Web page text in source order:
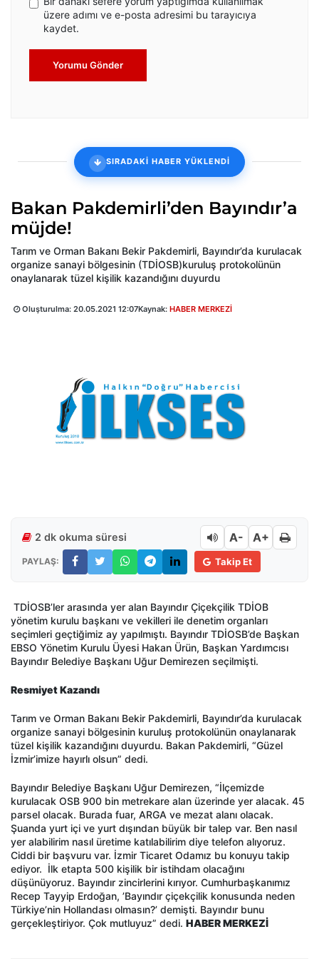
üzere adımı ve e-posta adresimi bu tarayıcıya
kaydet.
Yorumu Gönder
SIRADAKİ HABER YÜKLENDİ
Bakan Pakdemirli’den Bayındır’a
müjde!
Tarım ve Orman Bakanı Bekir Pakdemirli, Bayındır’da kurulacak
organize sanayi bölgesinin (TDİOSB)kuruluş protokolünün
onaylanarak tüzel kişilik kazandığını duyurdu
Oluşturulma: 20.05.2021 12:07Kaynak: HABER MERKEZİ
2 dk okuma süresi A- A+
PAYLAŞ: Takip Et
TDİOSB’ler arasında yer alan Bayındır Çiçekçilik TDİOB
yönetim kurulu başkanı ve vekilleri ile denetim organları
seçimleri geçtiğimiz ay yapılmıştı. Bayındır TDİOSB’de Başkan
EBSO Yönetim Kurulu Üyesi Hakan Ürün, Başkan Yardımcısı
Bayındır Belediye Başkanı Uğur Demirezen seçilmişti.
Resmiyet Kazandı
Tarım ve Orman Bakanı Bekir Pakdemirli, Bayındır’da kurulacak
organize sanayi bölgesinin kuruluş protokolünün onaylanarak
tüzel kişilik kazandığını duyurdu. Bakan Pakdemirli, “Güzel
İzmir’imize hayırlı olsun” dedi.
Bayındır Belediye Başkanı Uğur Demirezen, “İlçemizde
kurulacak OSB 900 bin metrekare alan üzerinde yer alacak. 45
parsel olacak. Burada fuar, ARGA ve mezat alanı olacak.
Şuanda yurt içi ve yurt dışından büyük bir talep var. Ben nasıl
yer alabilirim nasıl üretime katılabilirim diye telefon alıyoruz.
Ciddi bir başvuru var. İzmir Ticaret Odamız bu konuyu takip
ediyor. İlk etapta 500 kişilik bir istihdam olacağını
düşünüyoruz. Bayındır zincirlerini kırıyor. Cumhurbaşkanımız
Recep Tayyip Erdoğan, ’Bayındır çiçekçilik konusunda neden
Türkiye’nin Hollandası olmasın?’ demişti. Bayındır bunu
gerçekleştiriyor. Çok mutluyuz” dedi. HABER MERKEZİ